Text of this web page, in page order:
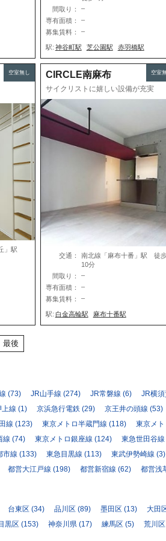
間取り：
–
専有面積：
–
募集賃料：
–
駅: 神谷町駅 芝公園駅 赤羽橋駅
」駅
空室無し CIRCLE南麻布
サイクリストに嬉しい設備が充実
交通：
南北線「麻布十番」駅 徒
10分
間取り：
–
専有面積：
–
募集賃料：
–
駅: 白金高輪駅 麻布十番駅
空室
最後
(73) JR山手線 (274) JR常磐線 (6)
JR横
上線 (1) 京浜急行電鉄 (29) 京王井の頭線 (53)
線 (123) 東京メトロ半蔵門線 (118)
東京メ
線 (74) 東京メトロ銀座線 (124) 東急世田谷線
市線 (133) 東急目黒線 (113) 東武伊勢崎線 (3)
都営大江戸線 (198) 都営新宿線 (62) 都営浅
台東区 (34) 品川区 (89) 墨田区 (13)
大田
黒区 (153) 神奈川県 (17) 練馬区 (5) 荒川区